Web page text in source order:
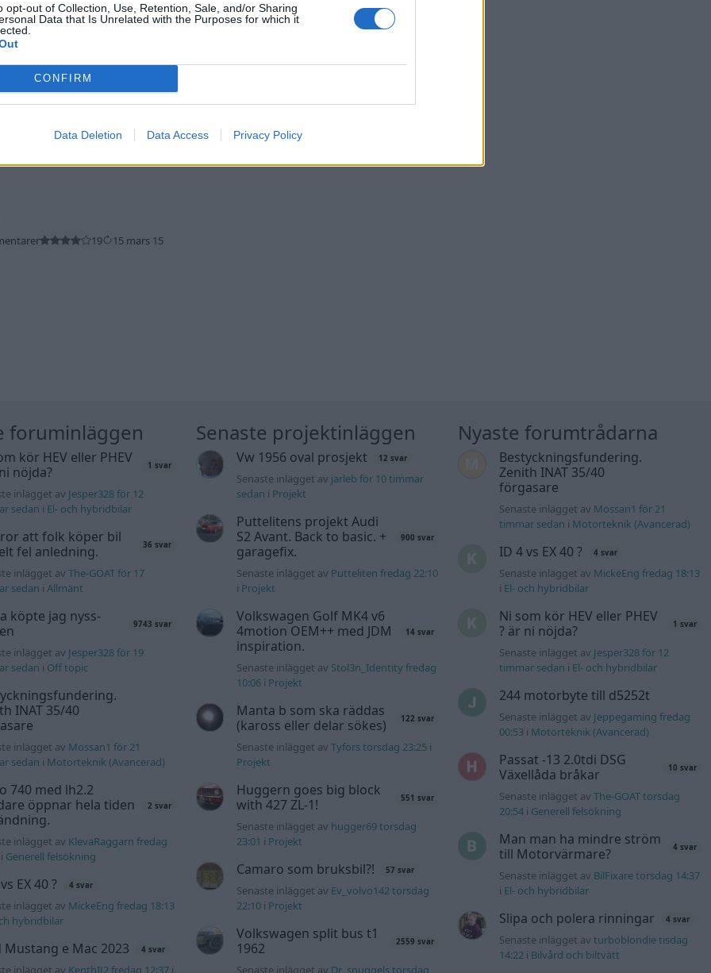
opt-out of Collection, Use, Retention, Sale, and/or Sharing
Data that Is Unrelated with the Purposes for which it
CONFIRM
Data Deletion Data Access Privacy Policy
1 18 juni 15
19 15 mars 15
foruminläggen
kör HEV eller PHEV
nöjda?
1 svar
inlägget av Jesper328 för 12
sedan i El- och hybridbilar
att folk köper bil
fel anledning.
36 svar
inlägget avThe-GOAT för 17
sedan iAllmänt
köpte jag nyss-
9743 svar
inlägget av Jesper328 för 19
sedan i Off topic
INAT 35/40
inlägget av Mossan1 för 21
sedan i Motorteknik (Avancerad)
740 med lh2.2
öppnar hela tiden
2 svar
inlägget av KlevaRaggarn fredag
i Generell felsökning
EX 40 ? 4 svar
inlägget av MickeEng fredag 18:13
hybridbilar
Mustang e Mac 2023 4 svar
Senaste projektinläggen
Vw 1956 oval prosjekt 12 svar
Senaste inlägget av jarleb för 10 timmar
sedan i Projekt
Puttelitens projekt Audi
S2 Avant. Back to basic. +
garagefix.
900 svar
Senaste inlägget av Putteliten fredag 22:10
i Projekt
Volkswagen Golf MK4 v6
4motion OEM++ med JDM
inspiration.
14 svar
Senaste inlägget av Stol3n_Identity fredag
10:06i Projekt
Manta b som ska räddas
(kaross eller delar sökes)
122 svar
Senaste inlägget av Tyfors torsdag 23:25i
Projekt
Huggern goes big block
with 427 ZL-1!
551 svar
Senaste inlägget av hugger69 torsdag
23:01 i Projekt
Camaro som bruksbil?! 57 svar
Senaste inlägget av Ev_volvo142 torsdag
22:10i Projekt
Volkswagen split bus t1
1962
2559 svar
Nyaste forumtrådarna
Bestyckningsfundering.
Zenith INAT 35/40
förgasare
Senaste inlägget av Mossan1 för 21
timmar sedan i Motorteknik (Avancerad)
ID 4 vs EX 40 ? 4 svar
Senaste inlägget av MickeEng fredag 18:13
i El- och hybridbilar
Ni som kör HEV eller PHEV
? är ni nöjda?
1 svar
Senaste inlägget av Jesper328 för 12
timmar sedan i El- och hybridbilar
244 motorbyte till d5252t
Senaste inlägget av Jeppegaming fredag
00:53i Motorteknik (Avancerad)
Passat -13 2.0tdi DSG
Växellåda bråkar
10 svar
Senaste inlägget av The-GOAT torsdag
20:54i Generell felsökning
Man man ha mindre ström
till Motorvärmare?
4 svar
Senaste inlägget av BilFixare torsdag 14:37
i El- och hybridbilar
Slipa och polera rinningar 4 svar
Senaste inlägget av turboblondie tisdag
14:22i Bilvård och biltvätt